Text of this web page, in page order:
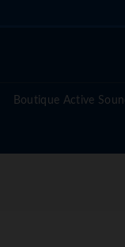
Boutique Active